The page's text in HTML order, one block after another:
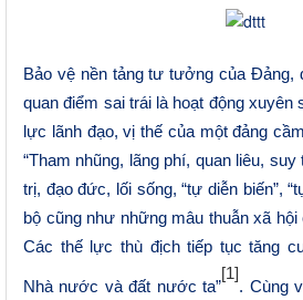
Bảo vệ nền tảng tư tưởng của Đảng,
quan điểm sai trái là hoạt động xuyên
lực lãnh đạo, vị thế của một đảng
“Tham nhũng, lãng phí, quan liêu,
trị, đạo đức, lối sống, “tự diễn biến”,
bộ cũng như những mâu thuẫn xã
Các thế lực thù địch tiếp tục tăng
Nhà nước và đất nước ta”
[1]
. Cùng